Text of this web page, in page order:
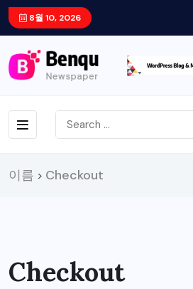
8월 10, 2026
이름 > Checkout
Checkout